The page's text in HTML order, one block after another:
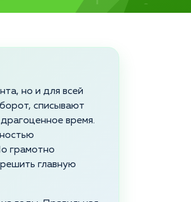
но и для всей
списывают
время.
грамотно
главную